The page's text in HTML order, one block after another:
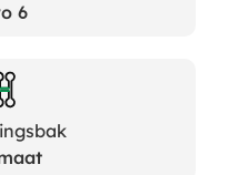
6